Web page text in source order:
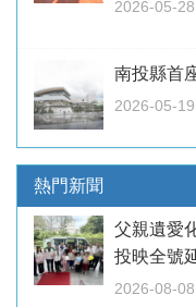
2026-05-
南投縣首
2026-05-
熱門新聞
父親遺愛
投映全號
2026-08-